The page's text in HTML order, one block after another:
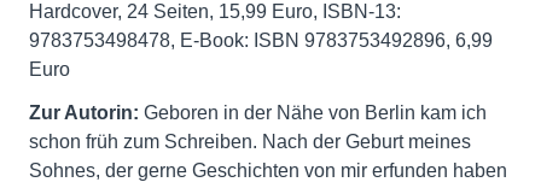
Hardcover, 24 Seiten, 15,99 Euro, ISBN-13:
9783753498478, E-Book: ISBN 9783753492896, 6,99
Euro
Zur Autorin: Geboren in der Nähe von Berlin kam ich
schon früh zum Schreiben. Nach der Geburt meines
Sohnes, der gerne Geschichten von mir erfunden haben